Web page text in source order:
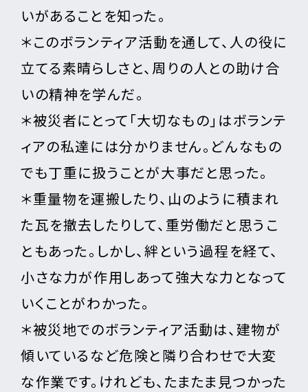
いがあることを知った。
＊このボランティア活動を通して、人の役に
立てる素晴らしさと、周りの人との助け合
いの精神を学んだ。
＊被災者にとって「大切なもの」はボランテ
ィアの私達には分かりません。どんなもの
でも丁重に扱うことが大事だと思った。
＊重量物を運搬したり、山のように積まれ
た瓦を撤去したりして、重労働だと思うこ
ともあった。しかし、絆という過程を経て、
小さな力が作用しあって強大な力となって
いくことがわかった。
＊被災地でのボランティア活動は、建物が
傾いているなど危険と隣り合わせで大変
な作業です。けれども、たまたま見つかった